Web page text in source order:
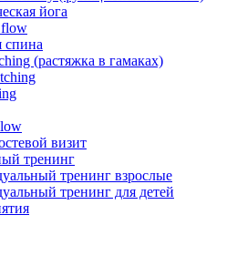
йога
flow
спина
(растяжка в гамаках)
визит
тренинг
тренинг взрослые
тренинг для детей